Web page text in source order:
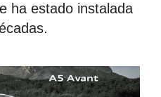
ha estado instalada